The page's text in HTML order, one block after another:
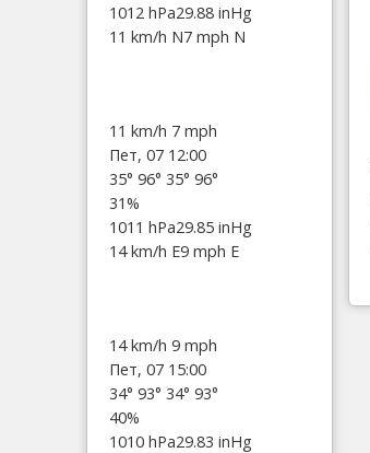
1012 hPa29.88 inHg
11 km/h N7 mph N
11 km/h 7 mph
Пет, 07 12:00
35° 96° 35° 96°
31%
1011 hPa29.85 inHg
14 km/h E9 mph E
14 km/h 9 mph
Пет, 07 15:00
34° 93° 34° 93°
40%
1010 hPa29.83 inHg